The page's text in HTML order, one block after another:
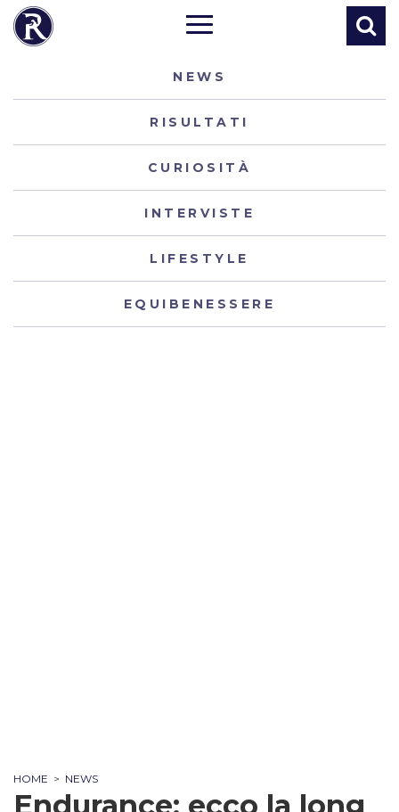
NEWS
RISULTATI
CURIOSITÀ
INTERVISTE
LIFESTYLE
EQUIBENESSERE
HOME > NEWS